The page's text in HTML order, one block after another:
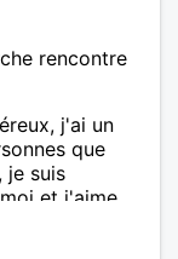
rencontre
j'ai un
que
je suis
et j'aime